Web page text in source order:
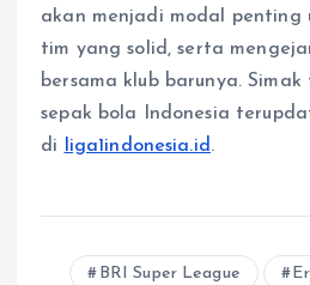
akan menjadi modal penting
tim yang solid, serta
bersama klub barunya. Simak
sepak bola Indonesia
di
liga1indonesia.id .
BRI Super League